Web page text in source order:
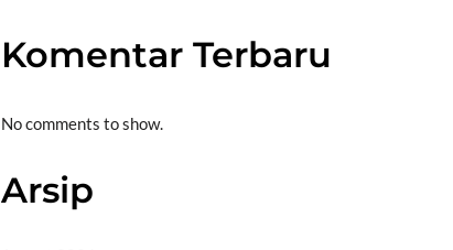
Komentar Terbaru
No comments to show.
Arsip